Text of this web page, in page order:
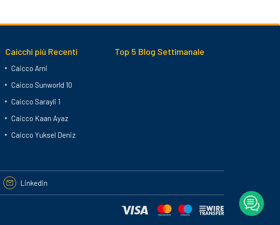
Caicchi più Recenti
Caicco Arni
Caicco Sunworld 10
Caicco Sarayli 1
Caicco Kaan Ayaz
Caicco Yuksel Deniz
Top 5 Blog Settimanale
Linkedin